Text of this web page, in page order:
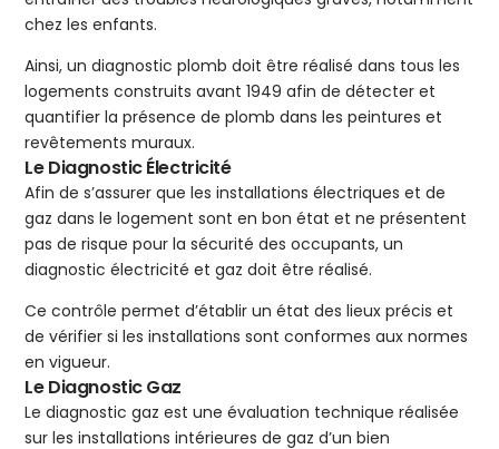
chez les enfants.
Ainsi, un diagnostic plomb doit être réalisé dans tous les
logements construits avant 1949 afin de détecter et
quantifier la présence de plomb dans les peintures et
revêtements muraux.
Le Diagnostic Électricité
Afin de s’assurer que les installations électriques et de
gaz dans le logement sont en bon état et ne présentent
pas de risque pour la sécurité des occupants, un
diagnostic électricité et gaz doit être réalisé.
Ce contrôle permet d’établir un état des lieux précis et
de vérifier si les installations sont conformes aux normes
en vigueur.
Le Diagnostic Gaz
Le diagnostic gaz est une évaluation technique réalisée
sur les installations intérieures de gaz d’un bien